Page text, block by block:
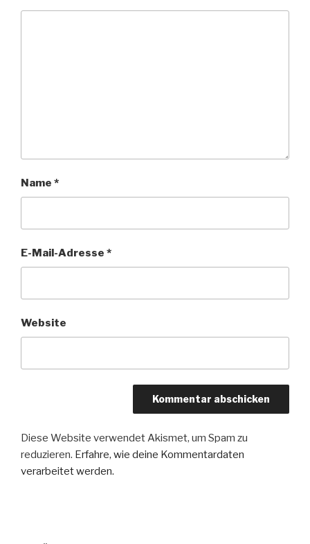
Name *
E-Mail-Adresse *
Website
Diese Website verwendet Akismet, um Spam zu
reduzieren. Erfahre, wie deine Kommentardaten
verarbeitet werden.
Beitragsnavigation